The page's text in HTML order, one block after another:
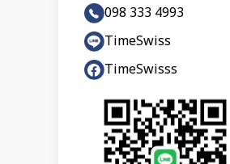
098 333 4993
TimeSwiss
TimeSwisss